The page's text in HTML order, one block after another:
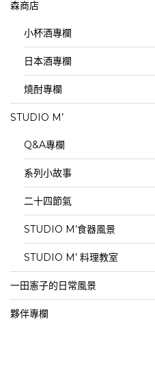
森商店
小杯酒專欄
日本酒專欄
燒酎專欄
STUDIO M’
Q&A專欄
系列小故事
二十四節氣
STUDIO M’食器風景
STUDIO M’ 料理教室
一田憲子的日常風景
夥伴專欄